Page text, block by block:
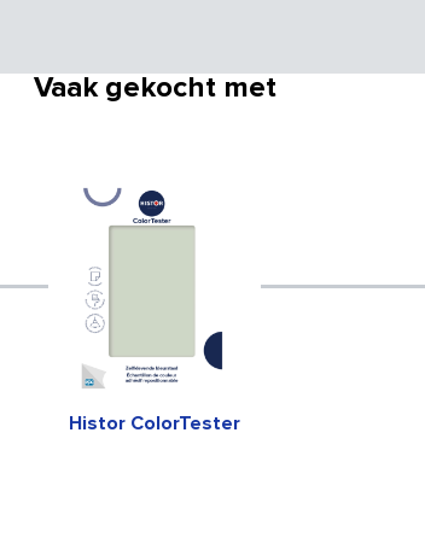
Vaak gekocht met
Histor ColorTester